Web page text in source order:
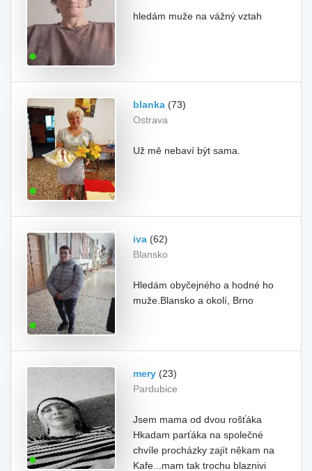
hledám muže na vážný vztah
blanka (73)
Ostrava
Už mě nebaví být sama.
iva (62)
Blansko
Hledám obyčejného a hodné ho
muže.Blansko a okolí, Brno
mery (23)
Pardubice
Jsem mama od dvou rošťáka
Hkadam parťáka na společné
chvíle procházky zajít někam na
Kafe...mam tak trochu blaznivi